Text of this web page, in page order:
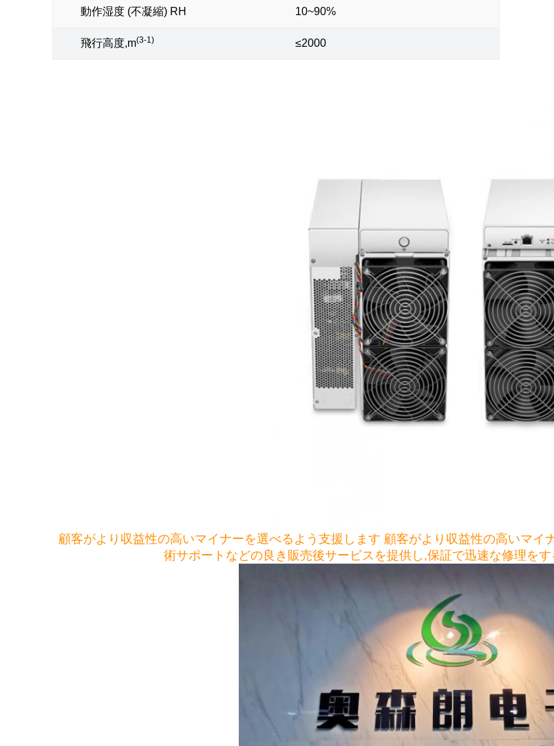
動作湿度 (不凝縮) RH 10~90%
飛行高度,m(3-1) ≤2000
顧客がより収益性の高いマイナーを選べるよう支援します 顧客がより収益性の高いマ
術サポートなどの良き販売後サービスを提供し,保証で迅速な修理を